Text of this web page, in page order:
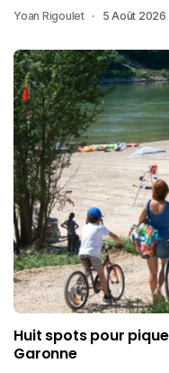
Yoan Rigoulet 5 Août 2026
Huit spots pour
Garonne